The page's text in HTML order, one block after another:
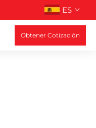
ES
Obtener Cotización